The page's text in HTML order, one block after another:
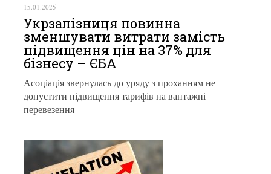
15.01.2025
Укрзалізниця повинна
зменшувати витрати замість
підвищення цін на 37% для
бізнесу – ЄБА
Асоціація звернулась до уряду з проханням не
допустити підвищення тарифів на вантажні
перевезення